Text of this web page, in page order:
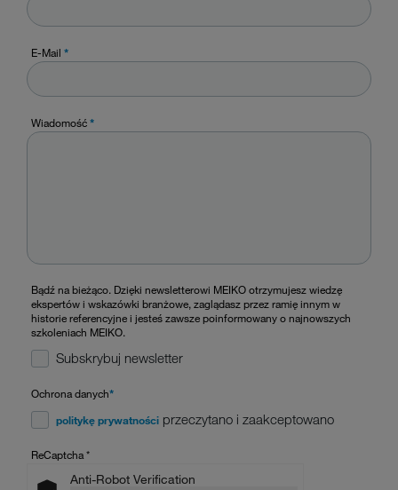
E-Mail *
Wiadomość*
Bądź na bieżąco. Dzięki newsletterowi MEIKO otrzymujesz wiedzę
ekspertów i wskazówki branżowe, zaglądasz przez ramię innym w
historie referencyjne i jesteś zawsze poinformowany o najnowszych
szkoleniach MEIKO.
Subskrybuj newsletter
Ochrona danych*
politykę prywatności przeczytano i zaakceptowano
ReCaptcha*
Anti-Robot Verification